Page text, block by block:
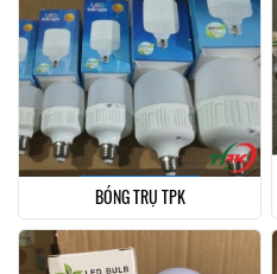
BÓNG TRỤ TPK